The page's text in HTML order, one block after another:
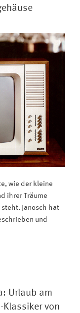
wie der kleine
ihrer Träume
Janosch hat
und
Urlaub am
Klassiker von